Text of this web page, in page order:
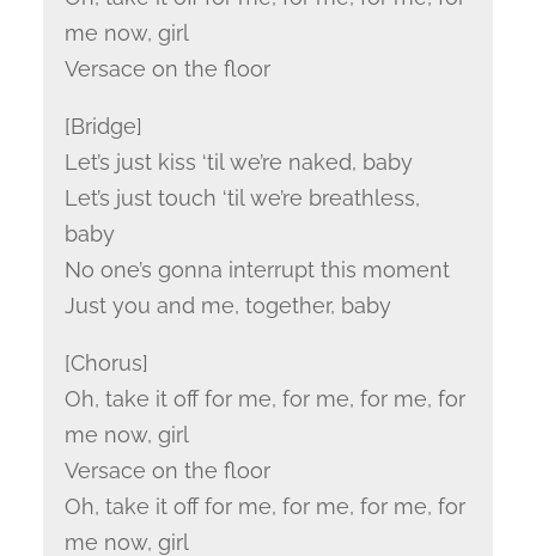
me now, girl
Versace on the floor
[Bridge]
Let’s just kiss ‘til we’re naked, baby
Let’s just touch ‘til we’re breathless,
baby
No one’s gonna interrupt this moment
Just you and me, together, baby
[Chorus]
Oh, take it off for me, for me, for me, for
me now, girl
Versace on the floor
Oh, take it off for me, for me, for me, for
me now, girl